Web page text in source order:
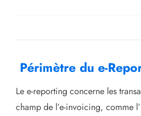
Périmètre du e-
Le e-reporting concerne les
champ de l’e-invoicing, comme